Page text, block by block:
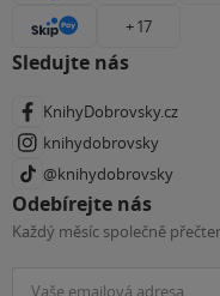
+ 17
Sledujte nás
KnihyDobrovsky.cz
knihydobrovsky
@knihydobrovsky
Odebírejte nás
Každý měsíc společně